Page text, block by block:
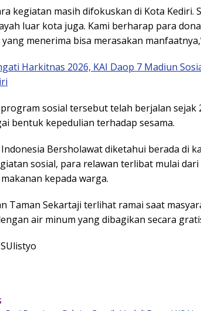
kegiatan masih difokuskan di Kota Kediri.
luar kota juga. Kami berharap para
menerima bisa merasakan
Harkitnas 2026, KAI Daop 7 Madiun
sosial tersebut telah berjalan sejak
bentuk kepedulian terhadap sesama.
Indonesia Bersholawatdiketahui berada di
sosial, para relawan terlibat mulai
kepada warga.
Taman Sekartaji terlihat ramai saat
air minum yang dibagikan secara